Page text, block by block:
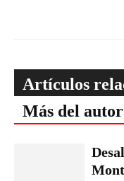
Artículos
Más del autor